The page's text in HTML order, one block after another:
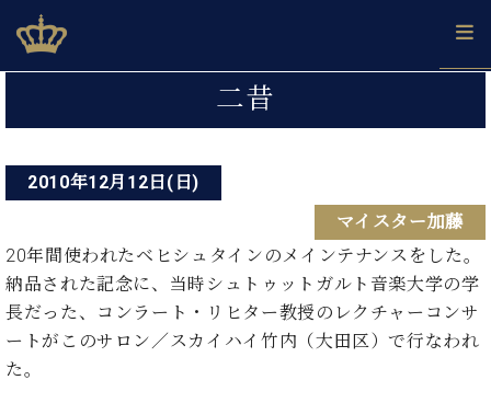
to
content
ベヒシュタインジャパン公式サイト
BECHSTEIN JAPAN Official Site
ベ
ヒ
ュ
イ
ン
コ
示
ピ
ア
ノ
ベ
シ
ュ
イ
ン
の
グ
ラ
ン
ド
ツ
の
器
ベ
ヒ
シ
ュ
タ
メ
マ
ガ
員
登
録
ご
案
内
ベ
シ
ュ
イ
ン
演
奏
し
企
情
報
採
用
情
報
二昔
2010年12月12日(日)
マイスター加藤
20年間使われたベヒシュタインのメインテナンスをした。
納品された記念に、当時シュトゥットガルト音楽大学の学
長だった、コンラート・リヒター教授のレクチャーコンサ
ートがこのサロン／スカイハイ竹内（大田区）で行なわれ
た。
稿
ナ
ビ
ー
シ
ョ
ン